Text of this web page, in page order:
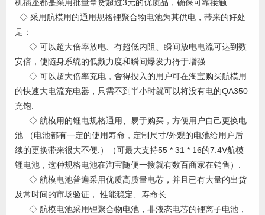
机插座都是采用批量拿货超过3元的优质品，确保可靠接触.
◇ 采用航模用的通用规格锂聚合物电池为其供电，带来的好处
是：
◇ 可以超大倍率放电、有超低内阻、瞬间放电电流可达到数
安倍，使随身系统的低频力度和瞬间爆发力得于增强.
◇ 可以超大倍率充电，舍得投入的用户可在淘宝购买航模用
的快速大电流充电器，只需不到半小时就可以将没有电的QA350
充饱.
◇ 航模用的锂电规格通用、易于购买，方便用户自己更换电
池.（电池都有一定的使用寿命，定制尺寸/外观的电池给用户后
续的更换带来很大不便.）（可最大支持55 * 31 * 16的7.4V航模
锂电池，这种规格电池在淘宝随便一搜就有数百商家在销售）.
◇ 航模电池普遍采用优质高质量电芯，并且已有大量的出货
及常时间的市场验证， 性能稳定、寿命长.
◇ 航模电池采用锂聚合物电池，非液态电芯的锂离子电池，